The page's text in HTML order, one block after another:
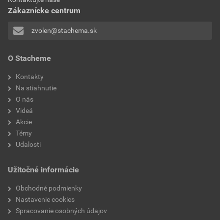
Veľkosť
0,39 MB
Vyhlásenie o parametroch
Veľkosť
spracovanie
vlastnosti
O Stacheme
Kontakty
Na stiahnutie
O nás
Videá
Akcie
Témy
Udalosti
Užitočné informácie
Obchodné podmienky
Nastavenie cookies
Spracovanie osobných údajov
Zákaznícke centrum
zvolen@stachema.sk